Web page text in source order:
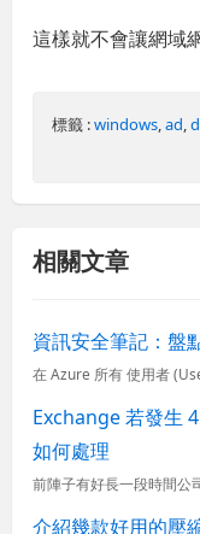
這樣就不會讓網域
標籤 :windows ,ad ,
相關文章
資訊安全筆記：盤
Exchange 若發生
如何處理
介紹幾款好用的壓